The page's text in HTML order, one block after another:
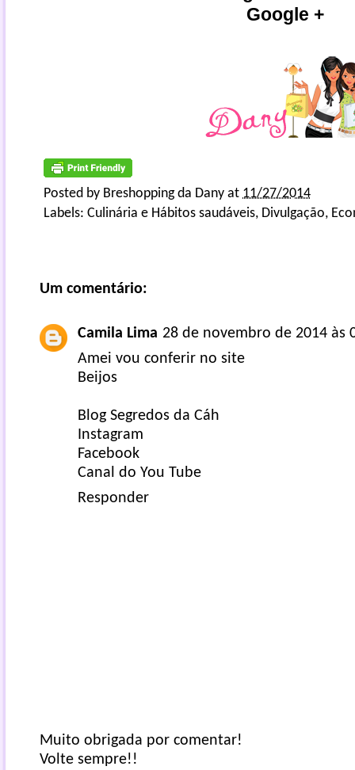
Google +
Posted by Breshopping da Dany at 11/27/2014
Labels: Culinária e Hábitos saudáveis, Divulgação,
Um comentário:
Camila Lima 28 de novembro de 2014 às
Amei vou conferir no site
Beijos
Blog Segredos da Cáh
Instagram
Facebook
Canal do You Tube
Responder
Muito obrigada por comentar!
Volte sempre!!